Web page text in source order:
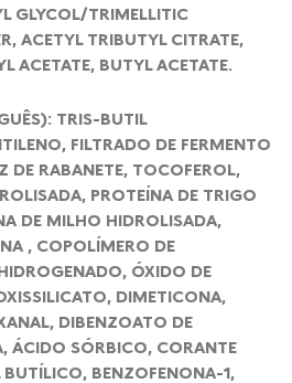
GLYCOL/TRIMELLITIC
ACETYL TRIBUTYL CITRATE,
ACETATE, BUTYL ACETATE.
TRIS-BUTIL
FILTRADO DE FERMENTO
DE RABANETE, TOCOFEROL,
PROTEÍNA DE TRIGO
DE MILHO HIDROLISADA,
, COPOLÍMERO DE
ÓXIDO DE
DIMETICONA,
DIBENZOATO DE
ÁCIDO SÓRBICO, CORANTE
BENZOFENONA-1,